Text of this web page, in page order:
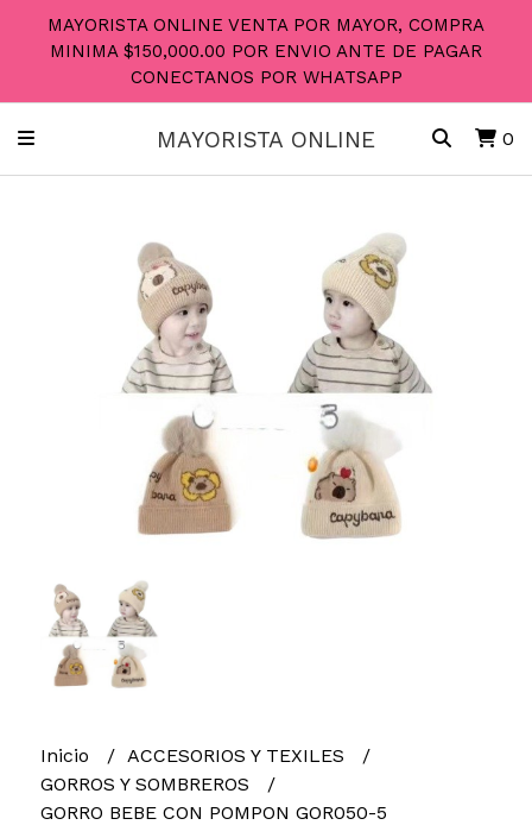
MAYORISTA ONLINE VENTA POR MAYOR, COMPRA
MINIMA $150,000.00 POR ENVIO ANTE DE PAGAR
CONECTANOS POR WHATSAPP
MAYORISTA ONLINE 0
Inicio
ACCESORIOS Y TEXILES
GORROS Y SOMBREROS
GORRO BEBE CON POMPON GOR050-5